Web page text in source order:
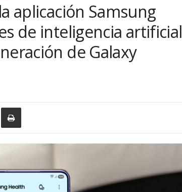
aplicación Samsung
de inteligencia artificial
de Galaxy